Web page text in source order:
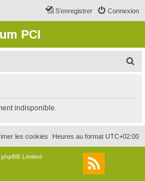
Connexion
S’enregistrer
PCI
r
c
indisponible.
Heures au format UTC+02:00
les cookies
Limited